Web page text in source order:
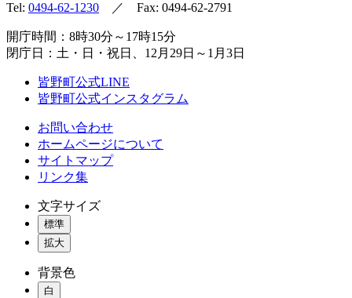
Tel: 0494-62-1230 ／ Fax: 0494-62-2791
開庁時間：8時30分～17時15分
閉庁日：土・日・祝日、12月29日～1月3日
皆野町公式LINE
皆野町公式インスタグラム
お問い合わせ
ホームページについて
サイトマップ
リンク集
文字サイズ
標準
拡大
背景色
白